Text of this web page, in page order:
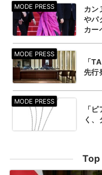
カン
やパ
カー
「
先行
「
く